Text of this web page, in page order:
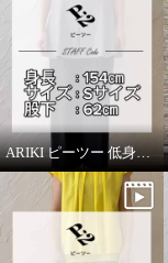
ARIKI ピーツー 低身長スタッフがはいてみました！